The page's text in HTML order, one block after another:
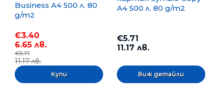
Business A4 500 л. 80
g/m2
€3.40
6.65 лв.
€5.71
11.17 лв.
A4 500 л. 80 g/m2
€5.71
11.17 лв.
Виж детайли